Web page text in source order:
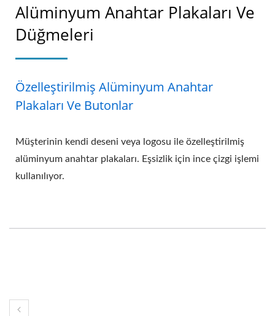
Alüminyum Anahtar Plakaları Ve
Düğmeleri
Özelleştirilmiş Alüminyum Anahtar
Plakaları Ve Butonlar
Müşterinin kendi deseni veya logosu ile özelleştirilmiş
alüminyum anahtar plakaları. Eşsizlik için ince çizgi işlemi
kullanılıyor.